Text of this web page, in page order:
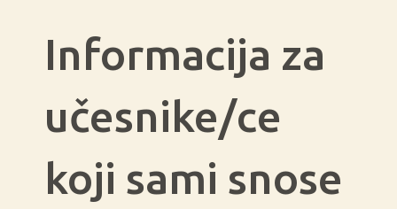
Informacija za
učesnike/ce
koji sami snose